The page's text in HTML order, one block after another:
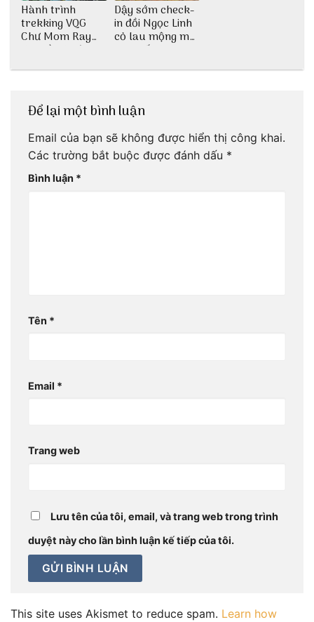
Hành trình
trekking VQG
Chư Mom Ray
tìm về núi rừng
Dậy sớm check-
in đồi Ngọc Linh
cỏ lau mộng mơ
tại Huế nè bạn
Để lại một bình luận
Email của bạn sẽ không được hiển thị công khai.
Các trường bắt buộc được đánh dấu *
Bình luận *
Tên *
Email *
Trang web
Lưu tên của tôi, email, và trang web trong trình
duyệt này cho lần bình luận kế tiếp của tôi.
This site uses Akismet to reduce spam. Learn how